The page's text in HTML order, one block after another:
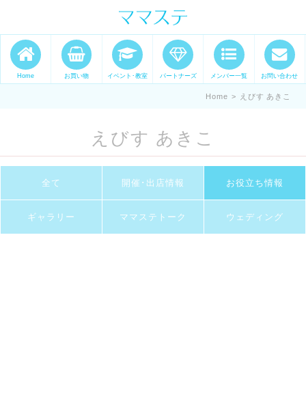
ママの才能発信します。 手づくり
表現ステージ ママステ スキル・セ
ンスを表現したいママが集まって
Home お買い物 イベント･教室 パートナーズ メンバー一覧 お問い合わせ
Home > えびす あきこ
えびす あきこ
全て 開催･出店情報 お役立ち情報
ギャラリー ママステトーク ウェディング